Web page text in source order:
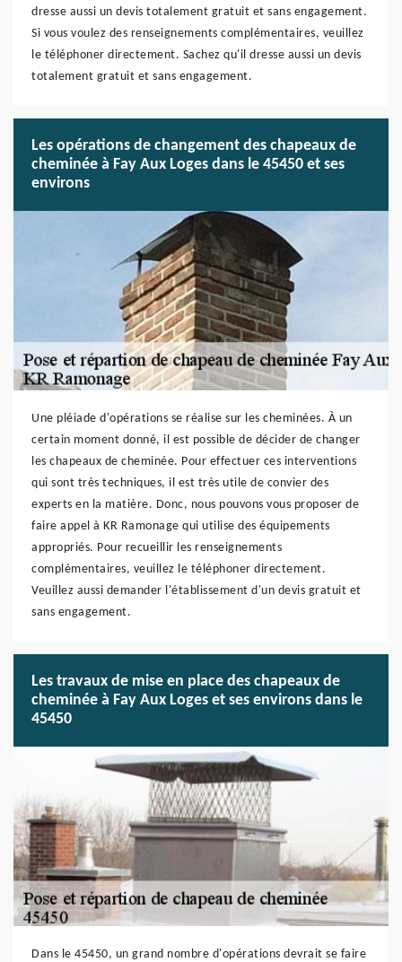
dresse aussi un devis totalement gratuit et sans engagement.
Si vous voulez des renseignements complémentaires, veuillez
le téléphoner directement. Sachez qu'il dresse aussi un devis
totalement gratuit et sans engagement.
Les opérations de changement des chapeaux de
cheminée à Fay Aux Loges dans le 45450 et ses
environs
Une pléiade d'opérations se réalise sur les cheminées. À un
certain moment donné, il est possible de décider de changer
les chapeaux de cheminée. Pour effectuer ces interventions
qui sont très techniques, il est très utile de convier des
experts en la matière. Donc, nous pouvons vous proposer de
faire appel à KR Ramonage qui utilise des équipements
appropriés. Pour recueillir les renseignements
complémentaires, veuillez le téléphoner directement.
Veuillez aussi demander l'établissement d'un devis gratuit et
sans engagement.
Les travaux de mise en place des chapeaux de
cheminée à Fay Aux Loges et ses environs dans le
45450
Dans le 45450, un grand nombre d'opérations devrait se faire